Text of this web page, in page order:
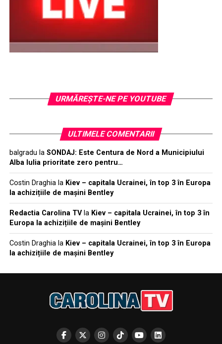
URMĂREŞTE-NE PE YOUTUBE
ULTIMELE COMENTARII
balgradu la SONDAJ: Este Centura de Nord a Municipiului
Alba Iulia prioritate zero pentru…
Costin Draghiala Kiev – capitala Ucrainei, în top 3 în Europa
la achizițiile de mașini Bentley
Redactia Carolina TVla Kiev – capitala Ucrainei, în top 3 în
Europa la achizițiile de mașini Bentley
Costin Draghiala Kiev – capitala Ucrainei, în top 3 în Europa
la achizițiile de mașini Bentley